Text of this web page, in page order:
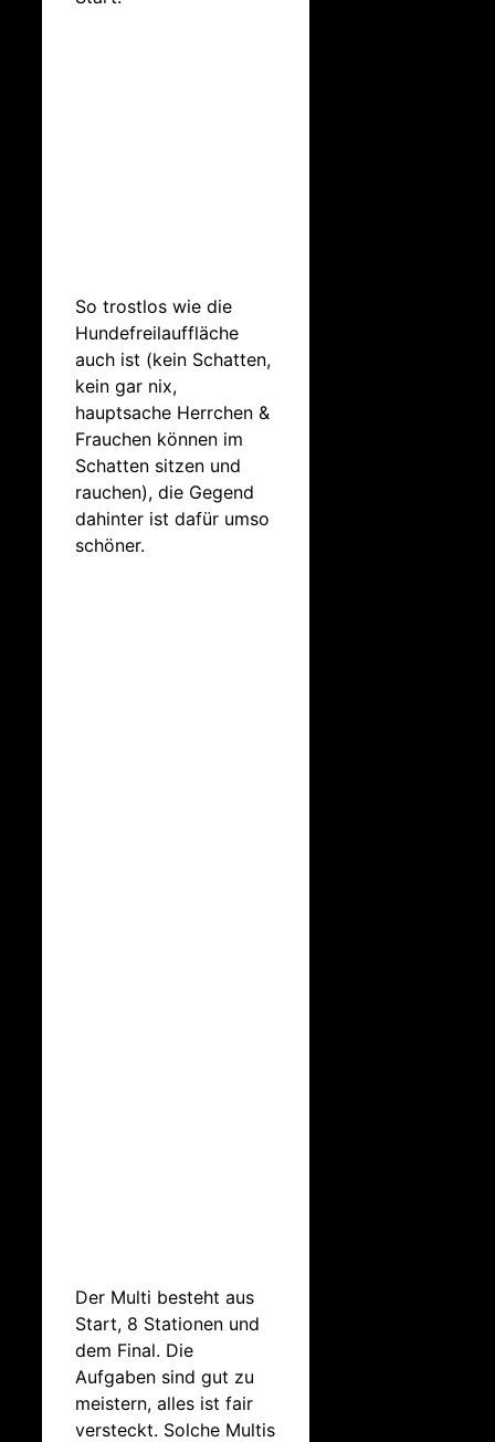
So trostlos wie die
Hundefreilauffläche
auch ist (kein Schatten,
kein gar nix,
hauptsache Herrchen &
Frauchen können im
Schatten sitzen und
rauchen), die Gegend
dahinter ist dafür umso
schöner.
Der Multi besteht aus
Start, 8 Stationen und
dem Final. Die
Aufgaben sind gut zu
meistern, alles ist fair
versteckt. Solche Multis